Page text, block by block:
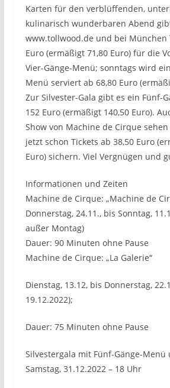
Karten für den verblüffenden,
kulinarisch wunderbaren Abend
www.tollwood.de und bei München
Euro (ermäßigt 71,80 Euro) für die
Vier-Gänge-Menü; sonntags wird
Menü serviert ab 68,80 Euro
Zur Silvester-Gala gibt es ein Fünf-
152 Euro (ermäßigt 140,50 Euro).
Show von Machine de Cirque
jetzt schon Tickets ab 38,50 Euro
Euro) sichern. Viel Vergnügen und
Informationen und Zeiten
Machine de Cirque: „Machine de
Donnerstag, 24.11., bis Sonntag,
außer Montag)
Dauer: 90 Minuten ohne Pause
Machine de Cirque: „La Galerie“
Dienstag, 13.12, bis Donnerstag,
19.12.2022);
Dauer: 75 Minuten ohne Pause
Silvestergala mit Fünf-Gänge-Menü
Samstag, 31.12.2022 – 18 Uhr